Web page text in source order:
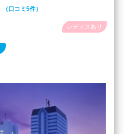
（口コミ5件）
レディスあり